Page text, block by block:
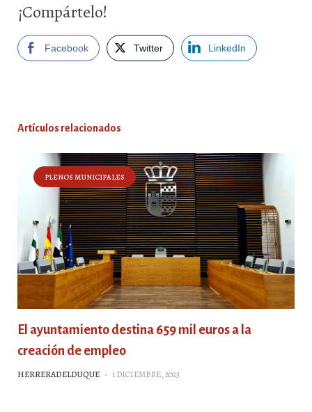
¡Compártelo!
Facebook Twitter LinkedIn
Artículos relacionados
PLENOS MUNICIPALES
El ayuntamiento destina 659 mil euros a la
creación de empleo
HERRERADELDUQUE - 1 DICIEMBRE, 2023